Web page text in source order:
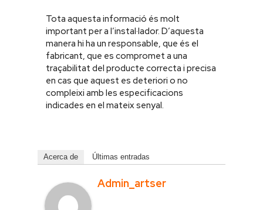
Tota aquesta informació és molt
important per a l’instal·lador. D’aquesta
manera hi ha un responsable, que és el
fabricant, que es compromet a una
traçabilitat del producte correcta i precisa
en cas que aquest es deteriori o no
compleixi amb les especificacions
indicades en el mateix senyal.
Acerca de Últimas entradas
Admin_artser